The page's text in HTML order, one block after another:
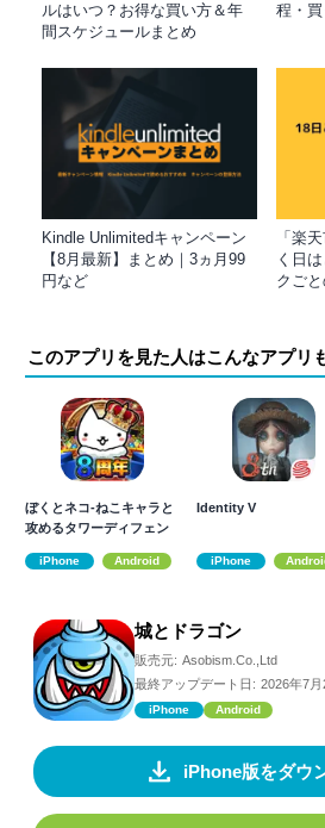
ルはいつ？お得な買い方＆年
間スケジュールまとめ
程・
Kindle Unlimitedキャンペーン
【8月最新】まとめ｜3ヵ月99
円など
「楽
く日
クご
このアプリを見た人はこんなアプリ
ぼくとネコ-ねこキャラと
攻めるタワーディフェン
iPhone Android
Identity V
iPhone
城とドラゴン
販売元: Asobism.Co.,Ltd
最終アップデート日: 2026年7月
iPhone Android
iPhone版をダウ